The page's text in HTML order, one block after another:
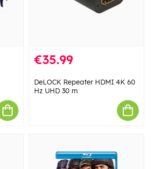
€35.99
DeLOCK Repeater HDMI 4K 60
Hz UHD 30 m